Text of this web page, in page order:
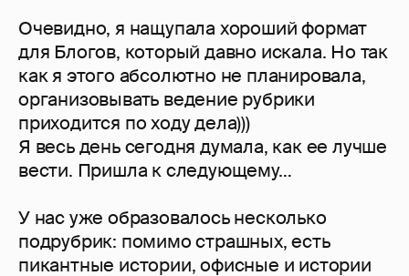
Очевидно, я нащупала хороший формат
для Блогов, который давно искала. Но так
как я этого абсолютно не планировала,
организовывать ведение рубрики
приходится по ходу дела)))
Я весь день сегодня думала, как ее лучше
вести. Пришла к следующему…
У нас уже образовалось несколько
подрубрик: помимо страшных, есть
пикантные истории, офисные и истории